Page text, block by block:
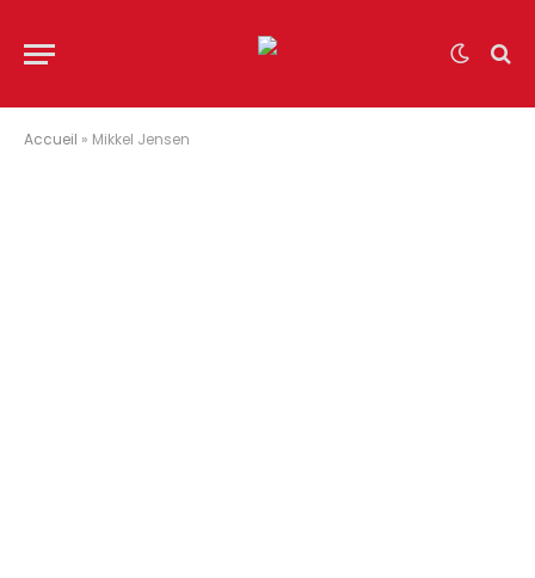
Accueil » Mikkel Jensen